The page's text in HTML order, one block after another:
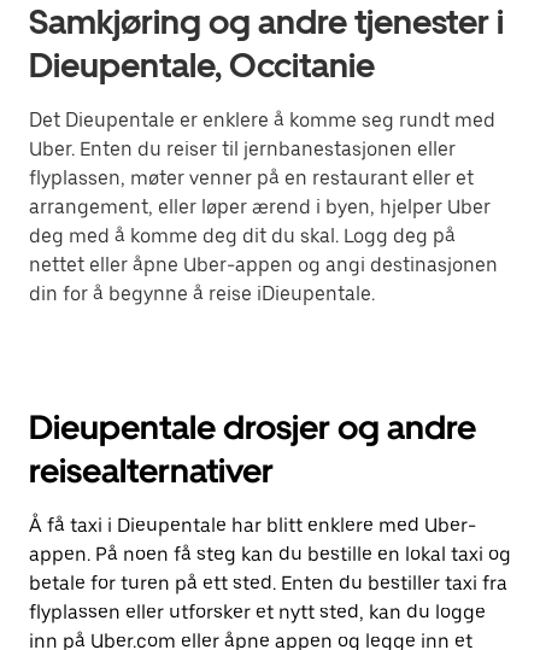
Samkjøring og andre tjenester i
Dieupentale, Occitanie
Det Dieupentale er enklere å komme seg rundt med
Uber. Enten du reiser til jernbanestasjonen eller
flyplassen, møter venner på en restaurant eller et
arrangement, eller løper ærend i byen, hjelper Uber
deg med å komme deg dit du skal. Logg deg på
nettet eller åpne Uber-appen og angi destinasjonen
din for å begynne å reise iDieupentale.
Dieupentale drosjer og andre
reisealternativer
Å få taxi i Dieupentale har blitt enklere med Uber-
appen. På noen få steg kan du bestille en lokal taxi og
betale for turen på ett sted. Enten du bestiller taxi fra
flyplassen eller utforsker et nytt sted, kan du logge
inn på Uber.com eller åpne appen og legge inn et